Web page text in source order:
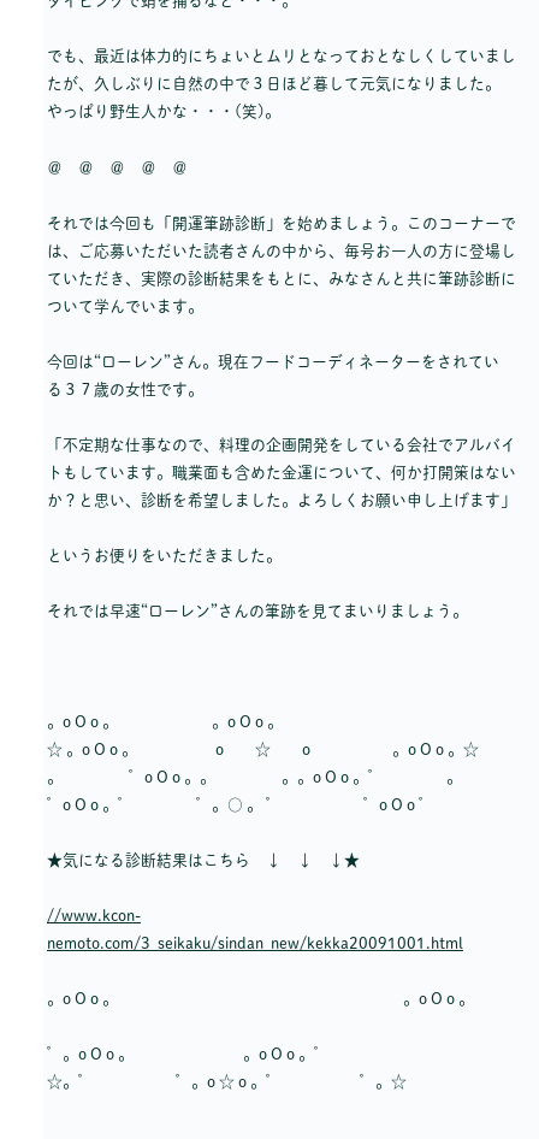
でも、最近は体力的にちょいとムリとなっておとなしくしていまし
たが、久しぶりに自然の中で３日ほど暮して元気になりました。
やっぱり野生人かな・・・(笑)。
＠ ＠ ＠ ＠ ＠
それでは今回も「開運筆跡診断」を始めましょう。このコーナーで
は、ご応募いただいた読者さんの中から、毎号お一人の方に登場し
ていただき、実際の診断結果をもとに、みなさんと共に筆跡診断に
ついて学んでいます。
今回は“ローレン”さん。現在フードコーディネーターをされてい
る３７歳の女性です。
「不定期な仕事なので、料理の企画開発をしている会社でアルバイ
トもしています。職業面も含めた金運について、何か打開策はない
か？と思い、診断を希望しました。よろしくお願い申し上げます」
というお便りをいただきました。
それでは早速“ローレン”さんの筆跡を見てまいりましょう。
。o O o 。 。o O o 。
☆ 。o O o 。 o ☆ o 。o O o 。☆
。 ゜o O o 。。 。。o O o 。゜ 。
゜o O o 。゜ ゜。○ 。 ゜ ゜o O o ゜
★気になる診断結果はこちら ↓ ↓ ↓★
//www.kcon-
nemoto.com/3_seikaku/sindan_new/kekka20091001.html
。o O o 。 。o O o 。
゜。o O o 。 。o O o 。゜
☆。゜ ゜。o ☆ o 。゜ ゜。☆